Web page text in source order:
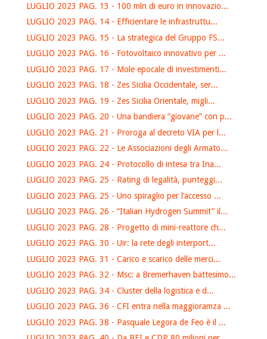
LUGLIO 2023 PAG. 13 - 100 mln di euro in innovazio...
LUGLIO 2023 PAG. 14 - Efficientare le infrastruttu...
LUGLIO 2023 PAG. 15 - La strategica del Gruppo FS...
LUGLIO 2023 PAG. 16 - Fotovoltaico innovativo per ...
LUGLIO 2023 PAG. 17 - Mole epocale di investimenti...
LUGLIO 2023 PAG. 18 - Zes Sicilia Occidentale, ser...
LUGLIO 2023 PAG. 19 - Zes Sicilia Orientale, migli...
LUGLIO 2023 PAG. 20 - Una bandiera “giovane” con p...
LUGLIO 2023 PAG. 21 - Proroga al decreto VIA per l...
LUGLIO 2023 PAG. 22 - Le Associazioni degli Armato...
LUGLIO 2023 PAG. 24 - Protocollo di intesa tra Ina...
LUGLIO 2023 PAG. 25 - Rating di legalità, punteggi...
LUGLIO 2023 PAG. 25 - Uno spiraglio per l’accesso ...
LUGLIO 2023 PAG. 26 - “Italian Hydrogen Summit” il...
LUGLIO 2023 PAG. 28 - Progetto di mini-reattore ch...
LUGLIO 2023 PAG. 30 - Uir: la rete degli interport...
LUGLIO 2023 PAG. 31 - Carico e scarico delle merci...
LUGLIO 2023 PAG. 32 - Msc: a Bremerhaven battesimo...
LUGLIO 2023 PAG. 34 - Cluster della logistica e d...
LUGLIO 2023 PAG. 36 - CFI entra nella maggioramza ...
LUGLIO 2023 PAG. 38 - Pasquale Legora de Feo è il ...